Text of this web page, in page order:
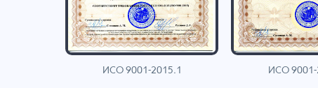
ИСО 9001-2015.1 ИСО 9001-